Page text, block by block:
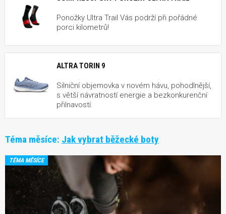
Ponožky Ultra Trail Vás podrží při pořádné
porci kilometrů!
ALTRA TORIN 9
Silniční objemovka v novém hávu, pohodlnější,
s větší návratností energie a bezkonkurenční
přilnavostí.
Téma měsíce: Jak vybrat běžecké boty
TÉMA MĚSÍCE